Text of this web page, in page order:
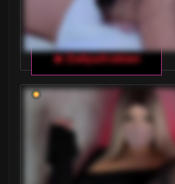
Duże tyłki
Gwizdy Porno
Kształtne
Laski
Latynoski
Małe piersi
🔥 DaliyaArabian